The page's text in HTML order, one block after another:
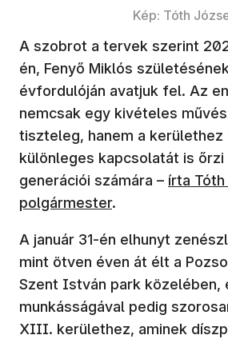
Kép: Tóth
A szobrot a tervek szerint
én, Fenyő Miklós
évfordulóján avatjuk fel. Az
nemcsak egy kivételes
tiszteleg, hanem a kerülethez
különleges kapcsolatát is őrzi
generációi számára – (új
írta
polgármester.
A január 31-én elhunyt
mint ötven éven át élt a
Szent István park közelében,
munkásságával pedig
XIII. kerülethez, aminek